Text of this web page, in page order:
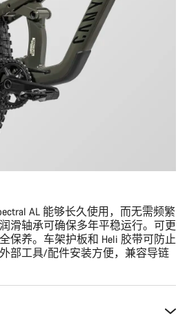
AL 能够长久使用，而无需频繁
滑轴承可确保多年平稳运行。可更
保养。车架护板和 Heli 胶带可防止
部工具/配件安装方便，兼容导链